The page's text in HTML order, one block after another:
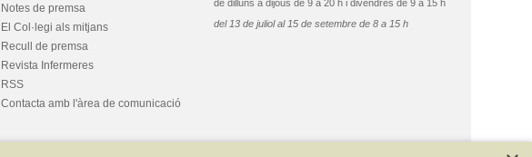
Notes de premsa
El Col·legi als mitjans
Recull de premsa
Revista Infermeres
RSS
Contacta amb l'àrea de comunicació
de dilluns a dijous de 9 a 20 h i divendres de 9 a 15 h
del 13 de juliol al 15 de setembre de 8 a 15 h